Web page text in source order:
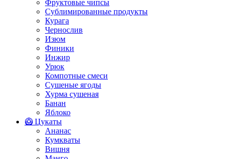
Фруктовые чипсы
Сублимированные продукты
Курага
Чернослив
Изюм
Финики
Инжир
Урюк
Компотные смеси
Сушеные ягоды
Хурма сушеная
Банан
Яблоко
🥝 Цукаты
Ананас
Кумкваты
Вишня